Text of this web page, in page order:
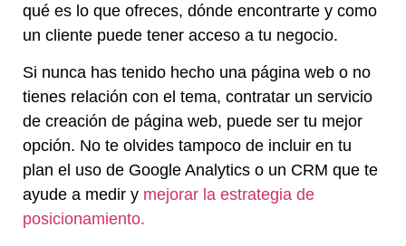
qué es lo que ofreces, dónde encontrarte y como
un cliente puede tener acceso a tu negocio.
Si nunca has tenido hecho una página web o no
tienes relación con el tema, contratar un servicio
de creación de página web, puede ser tu mejor
opción. No te olvides tampoco de incluir en tu
plan el uso de Google Analytics o un CRM que te
ayude a medir y mejorar la estrategia de
posicionamiento.